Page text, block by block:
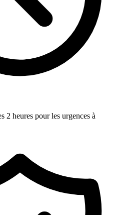
2 heures pour les urgences à